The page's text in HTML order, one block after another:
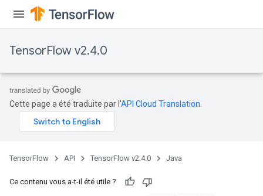
TensorFlow v2.4.0
Cette page a été traduite par l'API Cloud Translation
TensorFlow API TensorFlow v2.4.0 Java
Ce contenu vous a-t-il été utile ?